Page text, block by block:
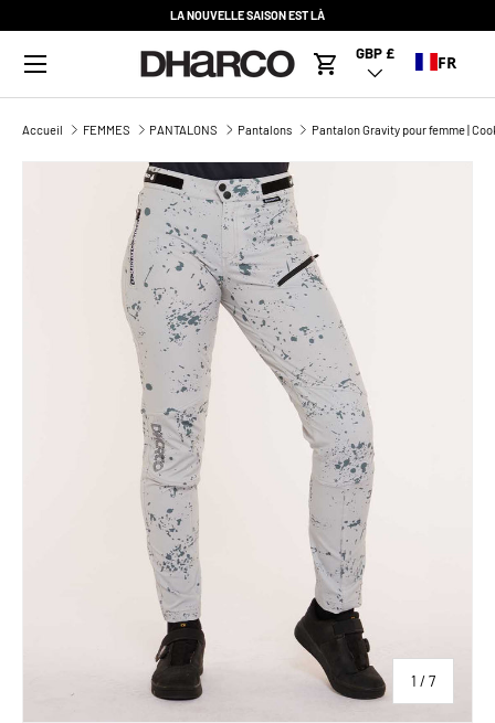
LA NOUVELLE SAISON EST LÀ
Menu
Panier
Pays/Région
GBP £ FR
Accueil FEMMES PANTALONS Pantalons Pantalon Gravity pour femme |
1 /sur
7